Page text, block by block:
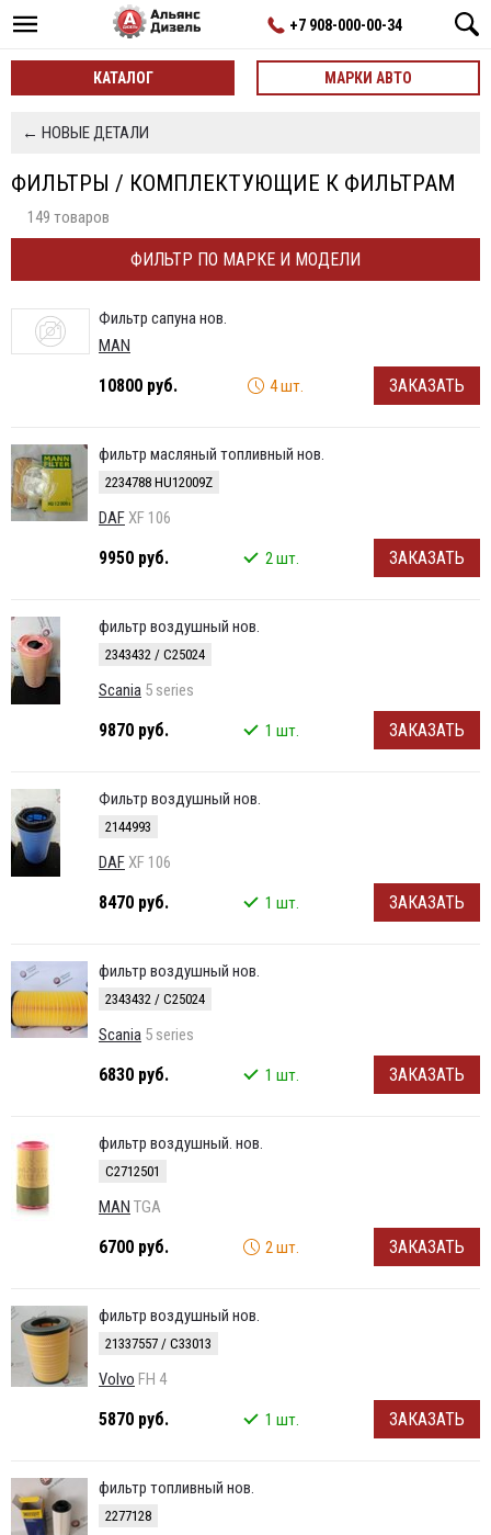
+7 908-000-00-34
КАТАЛОГ МАРКИ АВТО
← НОВЫЕ ДЕТАЛИ
ФИЛЬТРЫ / КОМПЛЕКТУЮЩИЕ К ФИЛЬТРАМ
149 товаров
ФИЛЬТР ПО МАРКЕ И МОДЕЛИ
Фильтр сапуна нов.
MAN
10800 руб. 4 шт. ЗАКАЗАТЬ
фильтр масляный топливный нов.
2234788 HU12009Z
DAFXF 106
9950 руб. 2 шт. ЗАКАЗАТЬ
фильтр воздушный нов.
2343432 / C25024
Scania 5 series
9870 руб. 1 шт. ЗАКАЗАТЬ
Фильтр воздушный нов.
2144993
DAFXF 106
8470 руб. 1 шт. ЗАКАЗАТЬ
фильтр воздушный нов.
2343432 / C25024
Scania 5 series
6830 руб. 1 шт. ЗАКАЗАТЬ
фильтр воздушный. нов.
C2712501
MAN TGA
6700 руб. 2 шт. ЗАКАЗАТЬ
фильтр воздушный нов.
21337557 / C33013
Volvo FH 4
5870 руб. 1 шт. ЗАКАЗАТЬ
фильтр топливный нов.
2277128